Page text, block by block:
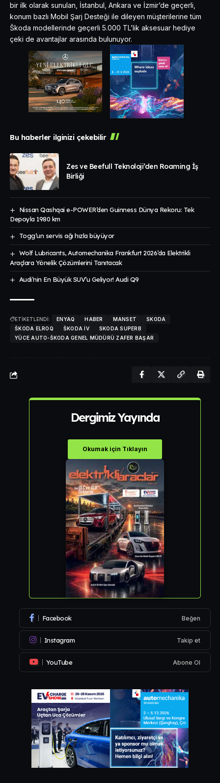
bir ilk olarak sunulan, İstanbul, Ankara ve İzmir’de geçerli,
konum bazlı Mobil Şarj Desteği ile dileyen müşterilerine tüm
Škoda modellerinde geçerli 5.000 TL’lik aksesuar hediye
çeki de avantajlar arasında bulunuyor.
Bu haberler ilginizi çekebilir
Zes ve Beefull Teknoloji’den Roaming İş
Birliği
Nissan Qashqai e-POWER’den Guinness Dünya Rekoru: Tek
Depoyla 1980 km
Togg’un servis ağı hızla büyüyor
Wolf Lubricants, Automechanika Frankfurt 2026’da Elektrikli
Araçlara Yönelik Çözümlerini Tanıtacak
Audi’nin En Büyük SUV’u Geliyor! Audi Q9
ETİKETLENDİ: ENYAQ HABER MANSET
SKODA
ŠKODA ELROQ
ŠKODA IV
SKODA SUPERB
YÜCE AUTO-ŠKODA GENEL MÜDÜRÜ ZAFER BAŞAR
Dergimiz Yayında
Okumak için Tıklayın
Facebook Beğen
Instagram Takip et
YouTube Abone Ol